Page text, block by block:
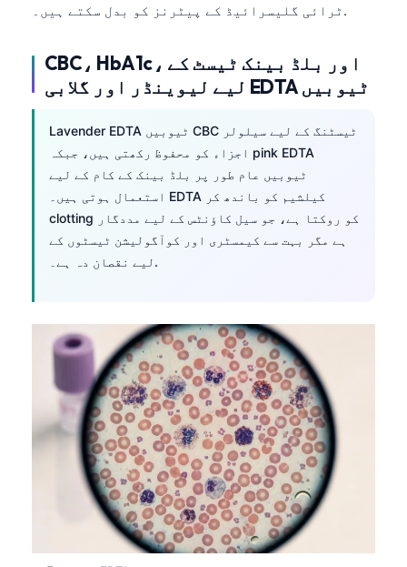
ٹرائی گلیسرائیڈ کے پیٹرنز کو بدل سکتے ہیں۔.
CBC، HbA1c، اور بلڈ بینک ٹیسٹ کے
لیے لیوینڈر اور گلابی EDTA ٹیوبیں
Lavender EDTA ٹیوبیں CBC ٹیسٹنگ کے لیے سیلولر
اجزاء کو محفوظ رکھتی ہیں، جبکہ pink EDTA
ٹیوبیں عام طور پر بلڈ بینک کے کام کے لیے
استعمال ہوتی ہیں۔ EDTA کیلشیم کو باندھ کر
clotting کو روکتا ہے، جو سیل کاؤنٹس کے لیے مددگار
ہے مگر بہت سے کیمسٹری اور کوآگولیشن ٹیسٹوں کے
لیے نقصان دہ ہے۔.